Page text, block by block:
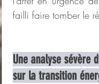
failli faire tomber le
Une analyse sévère
sur la transition